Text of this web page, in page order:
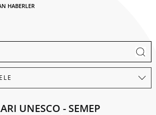
HABERLER
UNESCO - SEMEP